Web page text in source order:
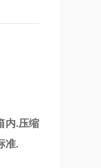
内.压缩
准.